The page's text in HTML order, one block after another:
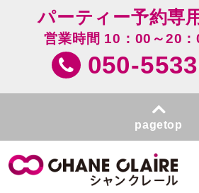
パーティー予約専
営業時間 10：00～20
050-
pagetop